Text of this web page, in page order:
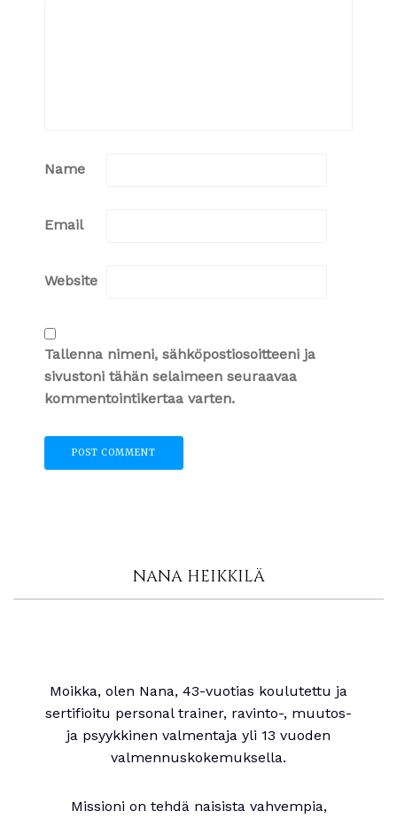
Name
Email
Website
Tallenna nimeni, sähköpostiosoitteeni ja
sivustoni tähän selaimeen seuraavaa
kommentointikertaa varten.
NANA HEIKKILÄ
Moikka, olen Nana, 43-vuotias koulutettu ja
sertifioitu personal trainer, ravinto-, muutos-
ja psyykkinen valmentaja yli 13 vuoden
valmennuskokemuksella.
Missioni on tehdä naisista vahvempia,